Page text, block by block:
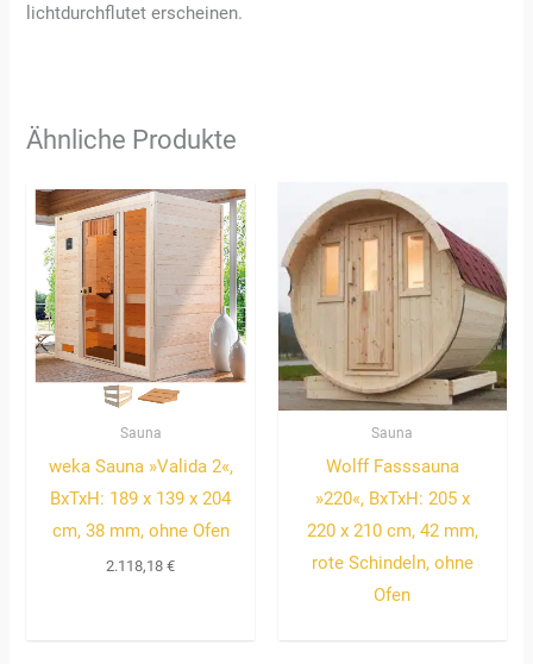
lichtdurchflutet erscheinen.
Ähnliche Produkte
Sauna
weka Sauna »Valida 2«,
BxTxH: 189 x 139 x 204
cm, 38 mm, ohne Ofen
2.118,18€
Sauna
Wolff Fasssauna
»220«, BxTxH: 205 x
220 x 210 cm, 42 mm,
rote Schindeln, ohne
Ofen